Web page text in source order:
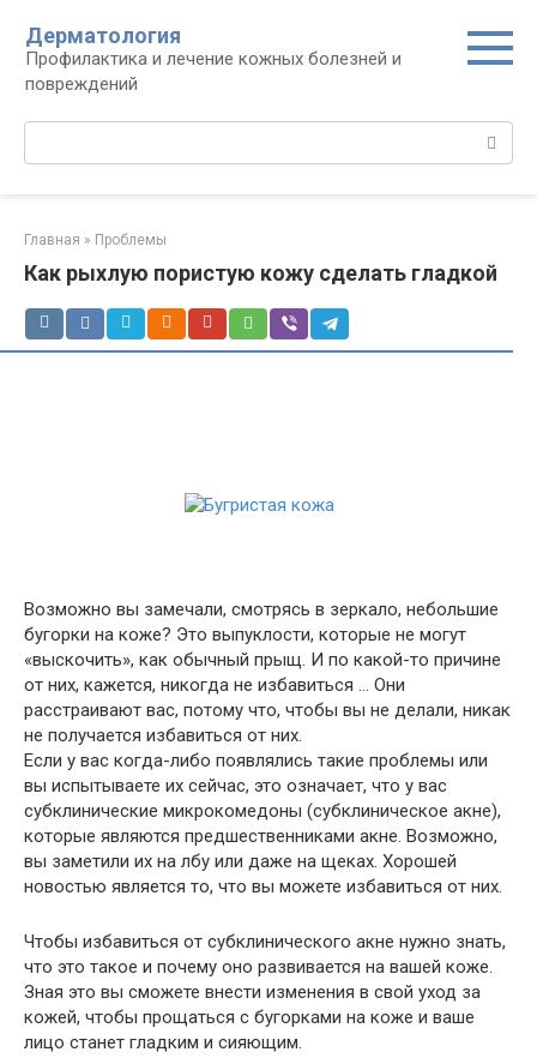
контенту
Дерматология
Профилактика и лечение кожных болезней и
повреждений
Главная » Проблемы
Как рыхлую пористую кожу сделать гладкой
Возможно вы замечали, смотрясь в зеркало, небольшие
бугорки на коже? Это выпуклости, которые не могут
«выскочить», как обычный прыщ. И по какой-то причине
от них, кажется, никогда не избавиться … Они
расстраивают вас, потому что, чтобы вы не делали, никак
не получается избавиться от них.
Если у вас когда-либо появлялись такие проблемы или
вы испытываете их сейчас, это означает, что у вас
субклинические микрокомедоны (субклиническое акне),
которые являются предшественниками акне. Возможно,
вы заметили их на лбу или даже на щеках. Хорошей
новостью является то, что вы можете избавиться от них.
Чтобы избавиться от субклинического акне нужно знать,
что это такое и почему оно развивается на вашей коже.
Зная это вы сможете внести изменения в свой уход за
кожей, чтобы прощаться с бугорками на коже и ваше
лицо станет гладким и сияющим.